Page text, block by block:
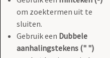
om zoektermen uit te
sluiten.
Gebruik een Dubbele
aanhalingstekens (" ")